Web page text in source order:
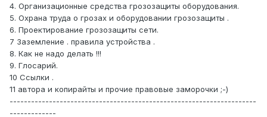
4. Организационные средства грозозащиты оборудования.
5. Охрана труда о грозах и оборудовании грозозащиты .
6. Проектирование грозозащиты сети.
7 Заземление . правила устройства .
8. Как не надо делать !!!
9. Глосарий.
10 Ссылки .
11 автора и копирайты и прочие правовые заморочки ;-)
---------------------------------------------------------------------
-------------